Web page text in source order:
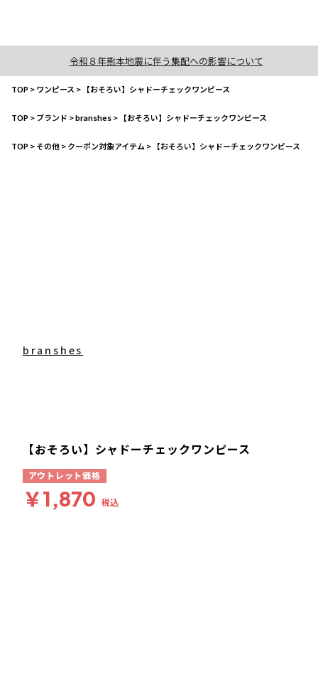
令和８年熊本地震に伴う集配への影響について
TOP>ワンピース > 【おそろい】シャドーチェックワンピース
TOP>ブランド >branshes> 【おそろい】シャドーチェックワンピース
TOP>その他>クーポン対象アイテム > 【おそろい】シャドーチェックワンピース
branshes
【おそろい】シャドーチェックワンピース
アウトレット価格
￥1,870 税込